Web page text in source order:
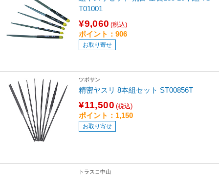
T01001
¥9,060 (税込)
ポイント：906
お取り寄せ
ツボサン
精密ヤスリ 8本組セット ST00856T
¥11,500 (税込)
ポイント：1,150
お取り寄せ
トラスコ中山